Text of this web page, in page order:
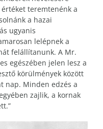
teremtenénk a
a hazai
ugyanis
lelépnek a
felállítanunk. A Mr.
egészében jelen lesz a
körülmények között
nap. Minden edzés a
zajlik, a kornak